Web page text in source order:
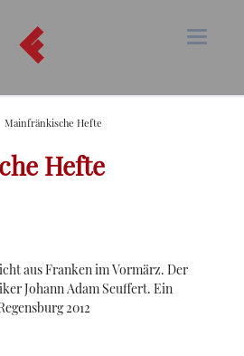
Mainfränkische Hefte
Hefte
aus Franken im Vormärz. Der
Johann Adam Seuffert. Ein
2012